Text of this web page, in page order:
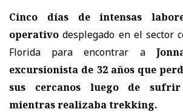
Cinco días de intensas
operativo desplegado en el sector
Florida para encontrar a
excursionista de 32 años que
sus cercanos luego de
mientras realizaba trekking.